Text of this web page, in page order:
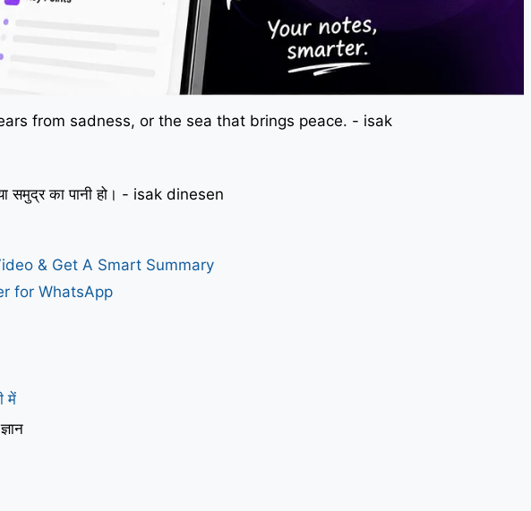
from sadness, or the sea that brings peace. - isak
समुद्र का पानी हो। - isak dinesen
& Get A Smart Summary
for WhatsApp
में